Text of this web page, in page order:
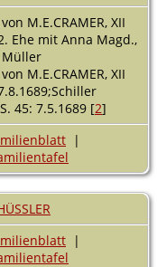
M.E.CRAMER, XII
Ehe mit Anna Magd.,
Müller
M.E.CRAMER, XII
45: 7.5.1689 [2]
|
|